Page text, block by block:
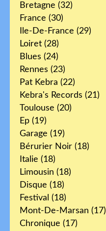
Bretagne (32)
France (30)
Ile-De-France (29)
Loiret (28)
Blues (24)
Rennes (23)
Pat Kebra (22)
Kebra's Records (21)
Toulouse (20)
Ep (19)
Garage (19)
Bérurier Noir (18)
Italie (18)
Limousin (18)
Disque (18)
Festival (18)
Mont-De-Marsan (17)
Chronique (17)